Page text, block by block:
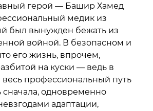
герой — Башир Хамед
медик из
был вынужден бежать из
войной. В безопасном и
его жизнь, впрочем,
на куски — ведь в
весь профессиональный путь
сначала, одновременно
адаптации,